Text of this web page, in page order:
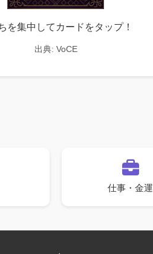
を集中してカードをタップ！
出典: VoCE
仕事・金運